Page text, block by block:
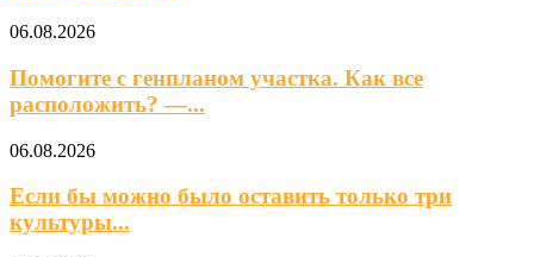
06.08.2026
Помогите с генпланом участка. Как все
расположить? —...
06.08.2026
Если бы можно было оставить только три
культуры...